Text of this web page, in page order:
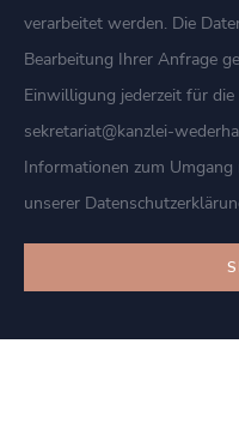
verarbeitet werden. Die
Bearbeitung Ihrer Anfrage
Einwilligung jederzeit für
sekretariat@kanzlei-
Informationen zum
unserer